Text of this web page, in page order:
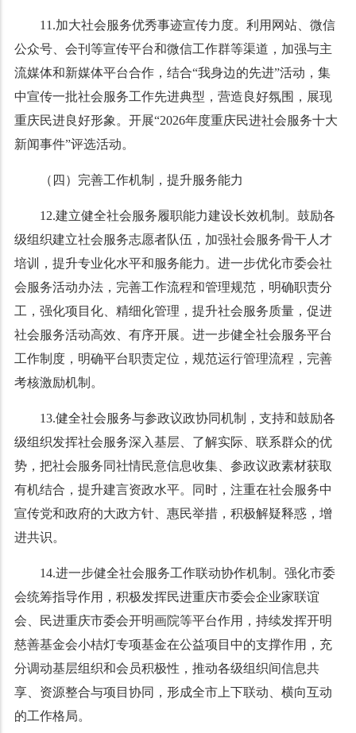
11.加大社会服务优秀事迹宣传力度。利用网站、微信
公众号、会刊等宣传平台和微信工作群等渠道，加强与主
流媒体和新媒体平台合作，结合“我身边的先进”活动，集
中宣传一批社会服务工作先进典型，营造良好氛围，展现
重庆民进良好形象。开展“2026年度重庆民进社会服务十大
新闻事件”评选活动。
（四）完善工作机制，提升服务能力
12.建立健全社会服务履职能力建设长效机制。鼓励各
级组织建立社会服务志愿者队伍，加强社会服务骨干人才
培训，提升专业化水平和服务能力。进一步优化市委会社
会服务活动办法，完善工作流程和管理规范，明确职责分
工，强化项目化、精细化管理，提升社会服务质量，促进
社会服务活动高效、有序开展。进一步健全社会服务平台
工作制度，明确平台职责定位，规范运行管理流程，完善
考核激励机制。
13.健全社会服务与参政议政协同机制，支持和鼓励各
级组织发挥社会服务深入基层、了解实际、联系群众的优
势，把社会服务同社情民意信息收集、参政议政素材获取
有机结合，提升建言资政水平。同时，注重在社会服务中
宣传党和政府的大政方针、惠民举措，积极解疑释惑，增
进共识。
14.进一步健全社会服务工作联动协作机制。强化市委
会统筹指导作用，积极发挥民进重庆市委会企业家联谊
会、民进重庆市委会开明画院等平台作用，持续发挥开明
慈善基金会小桔灯专项基金在公益项目中的支撑作用，充
分调动基层组织和会员积极性，推动各级组织间信息共
享、资源整合与项目协同，形成全市上下联动、横向互动
的工作格局。